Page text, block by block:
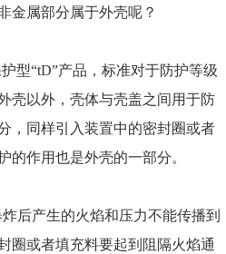
金属部分属于外壳呢？
型“tD”产品，标准对于防护等级
壳以外，壳体与壳盖之间用于防
，同样引入装置中的密封圈或者
的作用也是外壳的一部分。
后产生的火焰和压力不能传播到
圈或者填充料要起到阻隔火焰通